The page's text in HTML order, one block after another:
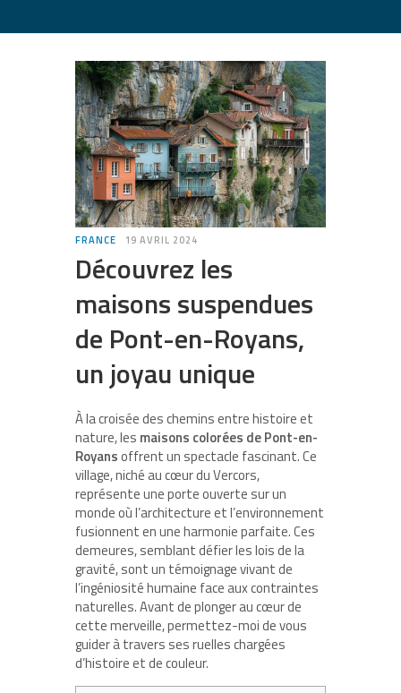
FRANCE 19 AVRIL 2024
Découvrez les
maisons suspendues
de Pont-en-Royans,
un joyau unique
À la croisée des chemins entre histoire et
nature, les maisons colorées de Pont-en-
Royansoffrent un spectacle fascinant. Ce
village, niché au cœur du Vercors,
représente une porte ouverte sur un
monde où l’architecture et l’environnement
fusionnent en une harmonie parfaite. Ces
demeures, semblant défier les lois de la
gravité, sont un témoignage vivant de
l’ingéniosité humaine face aux contraintes
naturelles. Avant de plonger au cœur de
cette merveille, permettez-moi de vous
guider à travers ses ruelles chargées
d’histoire et de couleur.